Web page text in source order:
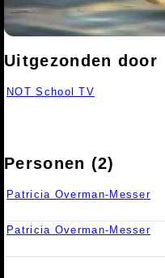
Uitgezonden door
NOT School TV
Personen (2)
Patricia Overman-Messer
Patricia Overman-Messer